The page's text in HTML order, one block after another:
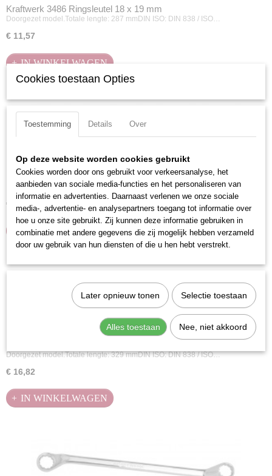
Kraftwerk 3486 Ringsleutel 18 x 19 mm
Doorgezet model.Totale lengte: 287 mmDIN ISO: DIN 838 / ISO…
€ 11,57
IN WINKELWAGEN
Kraftwerk 3487 Ringsleutel 20 x 22 mm
Doorgezet model.Totale lengte: 317 mmDIN ISO: DIN 838 / ISO…
€ 15,12
IN WINKELWAGEN
Doorgezet model.Totale lengte: 329 mmDIN ISO: DIN 838 / ISO…
€ 16,82
IN WINKELWAGEN
Cookies toestaan Opties
Toestemming Details Over
Op deze website worden cookies gebruikt
Cookies worden door ons gebruikt voor verkeersanalyse, het
aanbieden van sociale media-functies en het personaliseren van
informatie en advertenties. Daarnaast verlenen we onze sociale
media-, advertentie- en analysepartners toegang tot informatie over
hoe u onze site gebruikt. Zij kunnen deze informatie gebruiken in
combinatie met andere gegevens die zij mogelijk hebben verzameld
door uw gebruik van hun diensten of die u hen hebt verstrekt.
Later opnieuw tonen Selectie toestaan
Alles toestaan Nee, niet akkoord